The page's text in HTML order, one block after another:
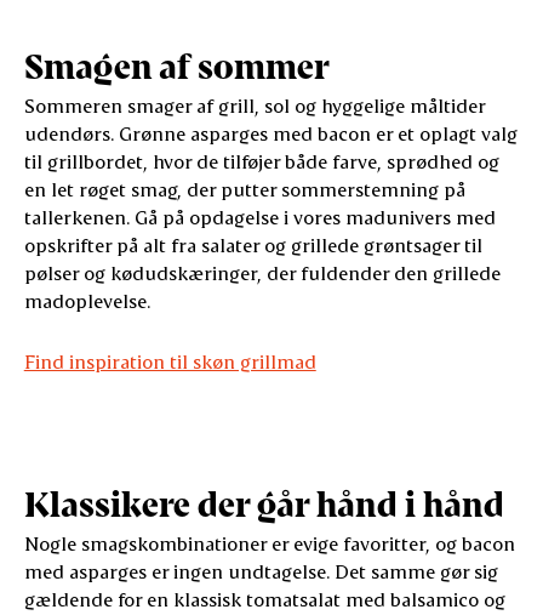
Smagen af sommer
Sommeren smager af grill, sol og hyggelige måltider
udendørs. Grønne asparges med bacon er et oplagt valg
til grillbordet, hvor de tilføjer både farve, sprødhed og
en let røget smag, der putter sommerstemning på
tallerkenen. Gå på opdagelse i vores madunivers med
opskrifter på alt fra salater og grillede grøntsager til
pølser og kødudskæringer, der fuldender den grillede
madoplevelse.
Find inspiration til skøn grillmad
Klassikere der går hånd i hånd
Nogle smagskombinationer er evige favoritter, og bacon
med asparges er ingen undtagelse. Det samme gør sig
gældende for en klassisk tomatsalat med balsamico og